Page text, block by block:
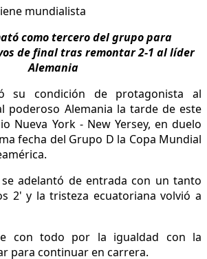
como tercero del grupo para
de final tras remontar 2-1 al líder
Alemania
su condición de protagonista al
poderoso Alemania la tarde de este
Nueva York - New Yersey, en duelo
fecha del Grupo D la Copa Mundial
adelantó de entrada con un tanto
2' y la tristeza ecuatoriana volvió a
con todo por la igualdad con la
para continuar en carrera.